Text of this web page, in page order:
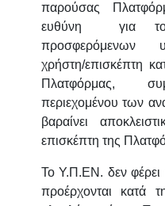
παρούσας
ευθύνη για
προσφερόμενων
χρήστη/επισκέπτη
Πλατφόρμας,
περιεχομένου των
βαραίνει
επισκέπτη της
Το Υ.Π.ΕΝ. δεν φέρει
προέρχονται κατά